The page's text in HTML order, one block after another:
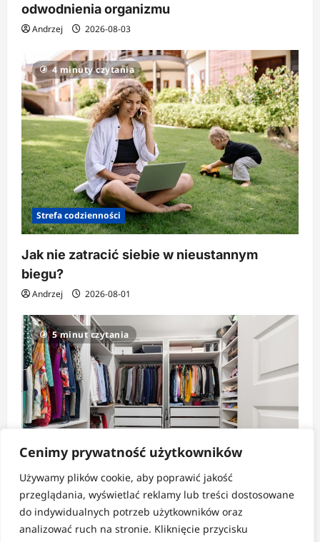
Cenimy prywatność użytkowników
Używamy plików cookie, aby poprawić jakość
przeglądania, wyświetlać reklamy lub treści dostosowane
do indywidualnych potrzeb użytkowników oraz
analizować ruch na stronie. Kliknięcie przycisku
odwodnienia organizmu
Andrzej 2026-08-03
4 minuty czytania
Strefa codzienności
Jak nie zatracić siebie w nieustannym
biegu?
Andrzej 2026-08-01
5 minut czytania
Strefa pomysłów
Jak tanio i sprytnie zorganizować dużą